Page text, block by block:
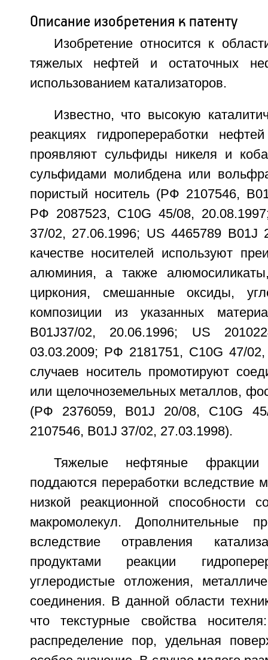
Описание изобретения к патенту
Изобретение относится к
тяжелых нефтей и остаточных
использованием катализаторов.
Известно, что высокую
реакциях гидропереработки
проявляют сульфиды никеля и
сульфидами молибдена или
пористый носитель (РФ 2107546,
РФ 2087523, C10G 45/08,
37/02, 27.06.1996; US 4465789 B01J
качестве носителей используют
алюминия, а также
циркония, смешанные оксиды,
композиции из указанных
B01J37/02, 20.06.1996; US
03.03.2009; РФ 2181751, C10G 47/
случаев носитель промотируют
или щелочноземельных металлов,
(РФ 2376059, B01J 20/08, C10G
2107546, B01J 37/02, 27.03.1998).
Тяжелые нефтяные фракции
поддаются переработки вследствие
низкой реакционной способности
макромолекул. Дополнительные
вследствие отравления
продуктами реакции
углеродистые отложения,
соединения. В данной области
что текстурные свойства
распределение пор, удельная